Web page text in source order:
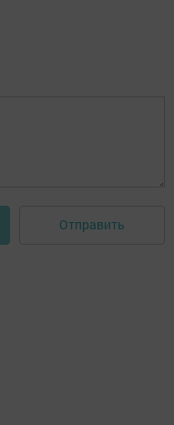
Отправить